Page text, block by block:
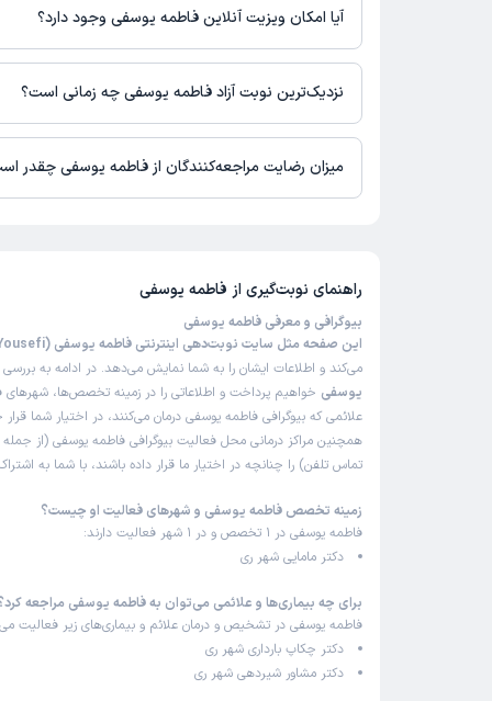
آیا امکان ویزیت آنلاین فاطمه یوسفی وجود دارد؟
در حال حاضر اطلاعاتی درباره ارائه ویزیت آنلاین توسط فاطمه
برای دریافت اطلاعات دقیق‌تر، لطفاً با مطب تماس بگیرید.
نزدیک‌ترین نوبت آزاد فاطمه یوسفی چه زمانی است؟
زمان نوبت‌دهی و پذیرش بیماران با هماهنگی مطب مشخص می‌شود.
میزان رضایت مراجعه‌کنندگان از فاطمه یوسفی چقدر
راهنمای نوبت‌گیری از فاطمه یوسفی
بیوگرافی و معرفی فاطمه یوسفی
این صفحه مثل سایت نوبت‌دهی اینترنتی فاطمه یوسفی (Fatemeh Yousefi)
می‌کند و اطلاعات ایشان را به شما نمایش می‌دهد. در ادامه به بررسی
یوسفی خواهیم پرداخت و اطلاعاتی را در زمینه تخصص‌ها، شهرهای
علائمی که بیوگرافی فاطمه یوسفی درمان می‌کنند، در اختیار شما
همچنین مراکز درمانی محل فعالیت بیوگرافی فاطمه یوسفی (از
تماس تلفن) را چنانچه در اختیار ما قرار داده باشند، با شما به
زمینه تخصص فاطمه یوسفی و شهرهای فعالیت او چیست؟
فاطمه یوسفی در 1 تخصص و در 1 شهر فعالیت دارند:
دکتر مامایی شهر ری
برای چه بیماری‌ها و علائمی می‌توان به فاطمه یوسفی مراجعه
فاطمه یوسفی در تشخیص و درمان علائم و بیماری‌های زیر فعالیت
دکتر چکاپ بارداری شهر ری
دکتر مشاور شیردهی شهر ری